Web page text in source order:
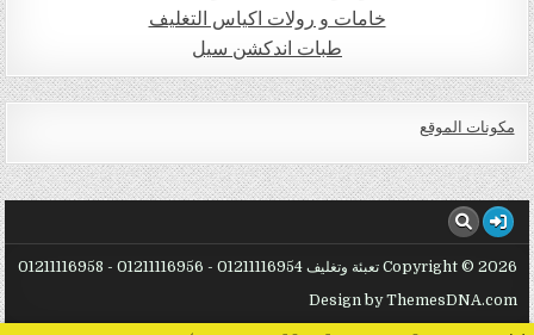
خامات و رولات اكياس التغليف
طبات اندكشن سيل
مكونات الموقع
Copyright © 2026 تعبئة وتغليف 01211116954 - 01211116956 - 01211116958
Design by ThemesDNA.com